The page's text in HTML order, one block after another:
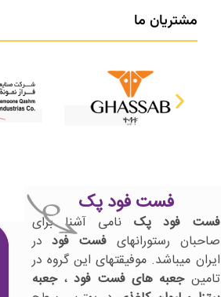
مشتریان ما
فست فود پک
فست فود پک نامی آشنا برای
صاحبان رستورانهای فست فوددر
ایران میباشد. موفیقتهای این گروه در
تامینجعبه های فست فود،جعبه